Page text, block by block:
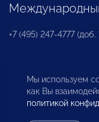
+7 (495) 247-4777 (доб.
Бюро по
инвесторов
Мы используем
как Вы
политикой